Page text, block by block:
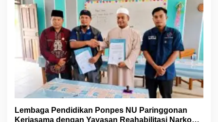
Lembaga Pendidikan Ponpes NU Paringgonan
Kerjasama dengan Yayasan Reahabilitasi Narkoba